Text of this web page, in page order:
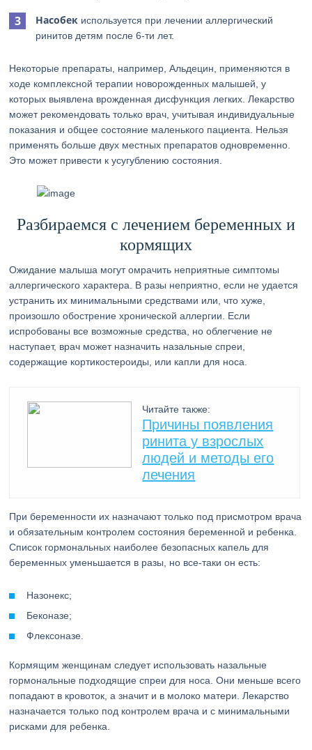
Насобек используется при лечении аллергический
ринитов детям после 6-ти лет.
Некоторые препараты, например, Альдецин, применяются в
ходе комплексной терапии новорожденных малышей, у
которых выявлена врожденная дисфункция легких. Лекарство
может рекомендовать только врач, учитывая индивидуальные
показания и общее состояние маленького пациента. Нельзя
применять больше двух местных препаратов одновременно.
Это может привести к усугублению состояния.
Разбираемся с лечением беременных и
кормящих
Ожидание малыша могут омрачить неприятные симптомы
аллергического характера. В разы неприятно, если не удается
устранить их минимальными средствами или, что хуже,
произошло обострение хронической аллергии. Если
испробованы все возможные средства, но облегчение не
наступает, врач может назначить назальные спреи,
содержащие кортикостероиды, или капли для носа.
Читайте также:
Причины появления
ринита у взрослых
людей и методы его
лечения
При беременности их назначают только под присмотром врача
и обязательным контролем состояния беременной и ребенка.
Список гормональных наиболее безопасных капель для
беременных уменьшается в разы, но все-таки он есть:
Назонекс;
Беконазе;
Флексоназе.
Кормящим женщинам следует использовать назальные
гормональные подходящие спреи для носа. Они меньше всего
попадают в кровоток, а значит и в молоко матери. Лекарство
назначается только под контролем врача и с минимальными
рисками для ребенка.